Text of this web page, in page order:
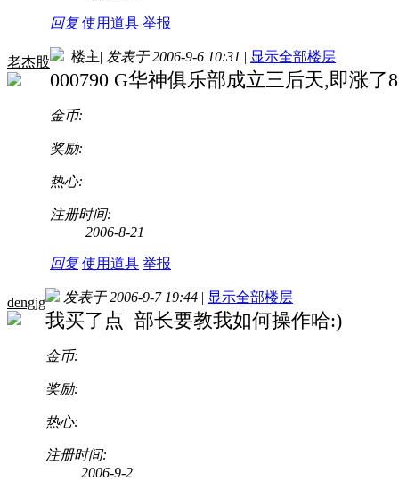
回复 使用道具 举报
老杰股 楼主| 发表于 2006-9-6 10:31 | 显示全部楼层
000790 G华神俱乐部成立三后天,即涨
金币:
奖励:
热心:
注册时间:
2006-8-21
回复 使用道具 举报
dengjg 发表于 2006-9-7 19:44 | 显示全部楼层
我买了点 部长要教我如何操作哈:)
金币:
奖励:
热心:
注册时间:
2006-9-2